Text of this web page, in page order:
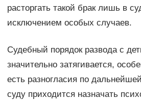
расторгать такой брак лишь в
исключением особых случаев.
Судебный порядок развода с
значительно затягивается,
есть разногласия по
суду приходится назначать